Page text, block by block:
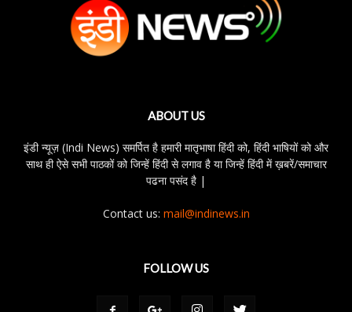
ABOUT US
इंडी न्यूज़ (Indi News) समर्पित है हमारी मातृभाषा हिंदी को, हिंदी भाषियों को और
साथ ही ऐसे सभी पाठकों को जिन्हें हिंदी से लगाव है या जिन्हें हिंदी में ख़बरें/समाचार
पढना पसंद है |
Contact us: mail@indinews.in
FOLLOW US